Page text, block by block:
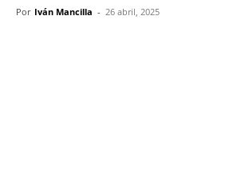
Por Iván Mancilla - 26 abril, 2025